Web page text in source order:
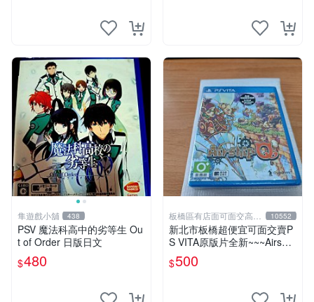
隼遊戲小舖 438
PSV 魔法科高中的劣等生 Ou
t of Order 日版日文
$480
板橋區有店面可面交高價
回收電玩
10552
新北市板橋超便宜可面交賣P
S VITA原版片全新~~~Airship
Q 飛艇之空~~~便宜賣
$500